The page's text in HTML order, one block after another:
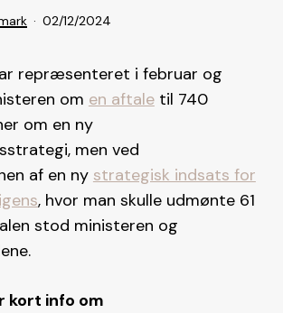
02/12/2024
repræsenteret i februar og
om en aftaletil 740
om en ny
men ved
af en ny strategisk indsats for
, hvor man skulle udmønte 61
stod ministeren og
kort info om